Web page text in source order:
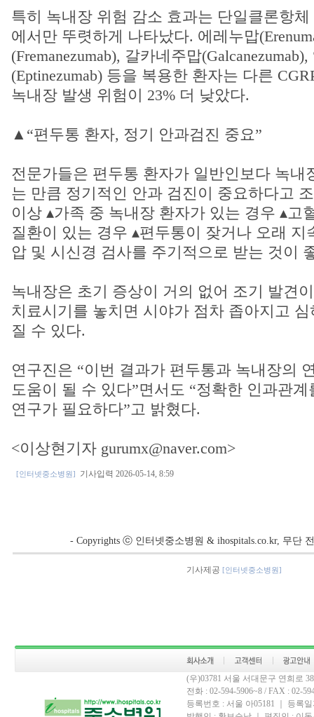
특히 녹내장 위험 감소 효과는 단일클론항체
에서만 뚜렷하게 나타났다. 에레누맙
(Fremanezumab), 갈카네주맙
(Eptinezumab) 등을 복용한 환자는 다른
녹내장 발생 위험이 23% 더 낮았다.
▲“편두통 환자, 정기 안과검진 중요”
전문가들은 편두통 환자가 일반인보다 녹내
는 만큼 정기적인 안과 검진이 중요하다고
이상 ▴가족 중 녹내장 환자가 있는 경우 ▴고
질환이 있는 경우 ▴편두통이 잦거나 오래 지
압 및 시신경 검사를 주기적으로 받는 것이
녹내장은 초기 증상이 거의 없어 조기 발견
치료시기를 놓치면 시야가 점차 좁아지고
질 수 있다.
연구진은 “이번 결과가 편두통과 녹내장의
도움이 될 수 있다”면서도 “정확한 인과관
연구가 필요하다”고 밝혔다.
<이상현기자 gurumx@naver.com>
[인터넷중소병원] 기사입력 2026-05-14, 8:59
- Copyrights ⓒ 인터넷중소병원 & ihospitals.co.kr, 무단
기사제공 [인터넷중소병원]
(우)03781 서울 서대문구 연희로
전화 : 02-594-5906~8 / FAX : 02-
등록번호 : 서울 아05181 ｜ 등록